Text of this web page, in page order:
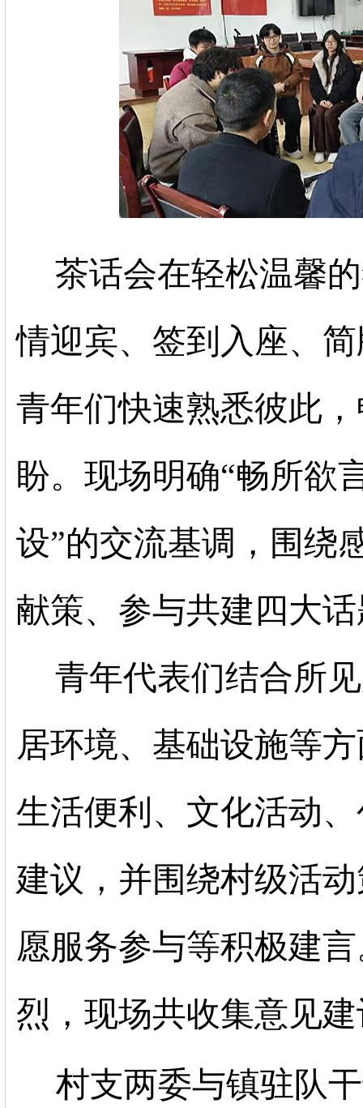
茶话会在轻松温馨
情迎宾、签到入座、
青年们快速熟悉彼此
盼。现场明确“畅所欲
设”的交流基调，围绕
献策、参与共建四大
青年代表们结合所
居环境、基础设施等
生活便利、文化活动
建议，并围绕村级活
愿服务参与等积极建
烈，现场共收集意见
村支两委与镇驻队